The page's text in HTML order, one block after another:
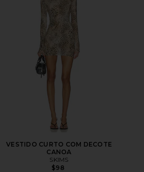
VESTIDO CURTO COM DECOTE
CANOA
SKIMS
$98